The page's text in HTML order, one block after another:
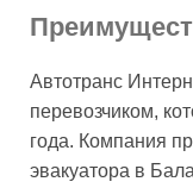
Автотранс
перевозчиком,
года. Компания
эвакуатора в